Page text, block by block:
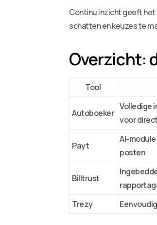
Continu inzicht geeft het
schatten en keuzes te
Overzicht:
Tool
Autoboeker
Volledige
voor
Payt
AI-
posten
Billtrust
Trezy